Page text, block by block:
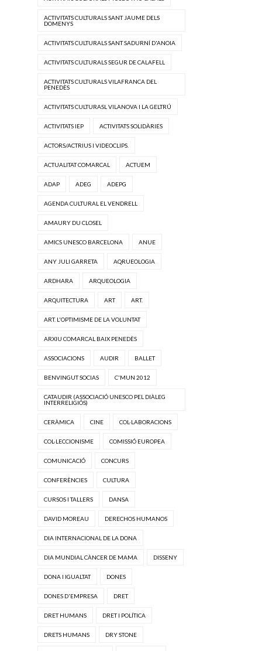
ACTIVITATS CULTURALS SANT JAUME DELS
DOMENYS
ACTIVITATS CULTURALS SANT SADURNÍ D'ANOIA
ACTIVITATS CULTURALS SEGUR DE CALAFELL
ACTIVITATS CULTURALS VILAFRANCA DEL
PENEDÈS
ACTIVITATS CULTURASL VILANOVA I LA GELTRÚ
ACTIVITATS IEP ACTIVITATS SOLIDÀRIES
ACTORS/ACTRIUS I VIDEOCLIPS.
ACTUALITAT COMARCAL ACTUEM
ADAP ADEG ADEPG
AGENDA CULTURAL EL VENDRELL
AMAURY DU CLOSEL
AMICS UNESCO BARCELONA ANUE
ANY JULI GARRETA AQRUEOLOGIA
ARDHARA ARQUEOLOGIA
ARQUITECTURA ART ART.
ART. L'OPTIMISME DE LA VOLUNTAT
ARXIU COMARCAL BAIX PENEDÈS
ASSOCIACIONS AUDIR BALLET
BENVINGUT SOCIAS C'MUN 2012
CATAUDIR (ASSOCIACIÓ UNESCO PEL DIÀLEG
INTERRELIGIÓS)
CERÀMICA CINE COL·LABORACIONS
COL·LECCIONISME COMISSIÓ EUROPEA
COMUNICACIÓ CONCURS
CONFERÈNCIES CULTURA
CURSOS I TALLERS DANSA
DAVID MOREAU DERECHOS HUMANOS
DIA INTERNACIONAL DE LA DONA
DIA MUNDIAL CÀNCER DE MAMA DISSENY
DONA I IGUALTAT DONES
DONES D'EMPRESA DRET
DRET HUMANS DRET I POLÍTICA
DRETS HUMANS DRY STONE